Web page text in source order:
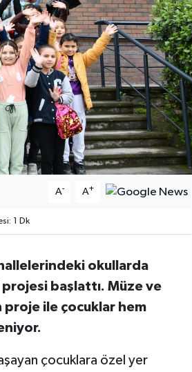
A- A+
1 Dk
okullarda
başlattı. Müze ve
proje ile çocuklar hem
çocuklara özel yer